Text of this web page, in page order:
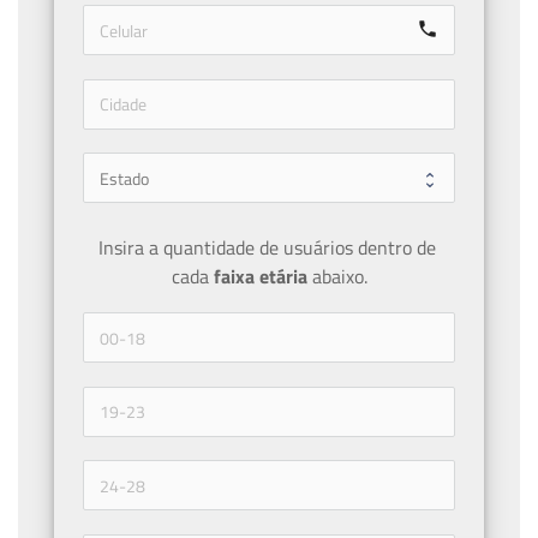
call
Insira a quantidade de usuários dentro de
cada faixa etária abaixo.